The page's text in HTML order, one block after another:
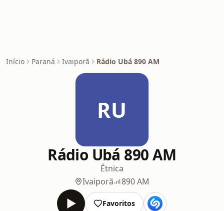
Início Paraná Ivaiporã Rádio Ubá 890 AM
RU
Rádio Ubá 890 AM
Étnica
Ivaiporã
890 AM
Favoritos